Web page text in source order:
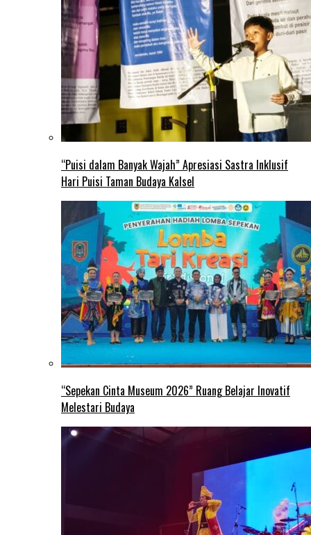
“Puisi dalam Banyak Wajah” Apresiasi Sastra Inklusif
Hari Puisi Taman Budaya Kalsel
“Sepekan Cinta Museum 2026” Ruang Belajar Inovatif
Melestari Budaya